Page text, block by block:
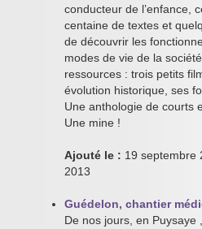
conducteur de l’enfance,
centaine de textes et
de découvrir les
modes de vie de la
ressources : trois petits
évolution historique, ses
Une anthologie de courts
Une mine !
Ajouté le : 19 septembre
2013
Guédelon, chantier
De nos jours, en Puysaye